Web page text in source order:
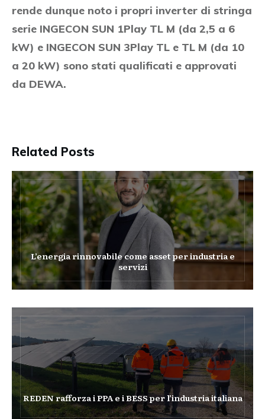
rende dunque noto i propri inverter di stringa
serie INGECON SUN 1Play TL M (da 2,5 a 6
kW) e INGECON SUN 3Play TL e TL M (da 10
a 20 kW) sono stati qualificati e approvati
da DEWA.
Related Posts
L’energia rinnovabile come asset per industria e
servizi
REDEN rafforza i PPA e i BESS per l’industria italiana